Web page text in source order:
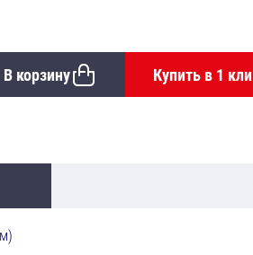
В корзину Купить в 1